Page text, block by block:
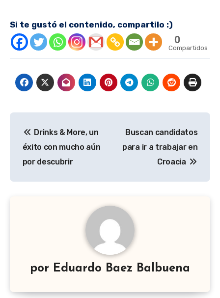
Si te gustó el contenido, compartilo :)
0
Compartidos
de
entradas
Drinks & More, un
éxito con mucho aún
por descubrir
Buscan candidatos
para ir a trabajar en
Croacia
por Eduardo Baez Balbuena